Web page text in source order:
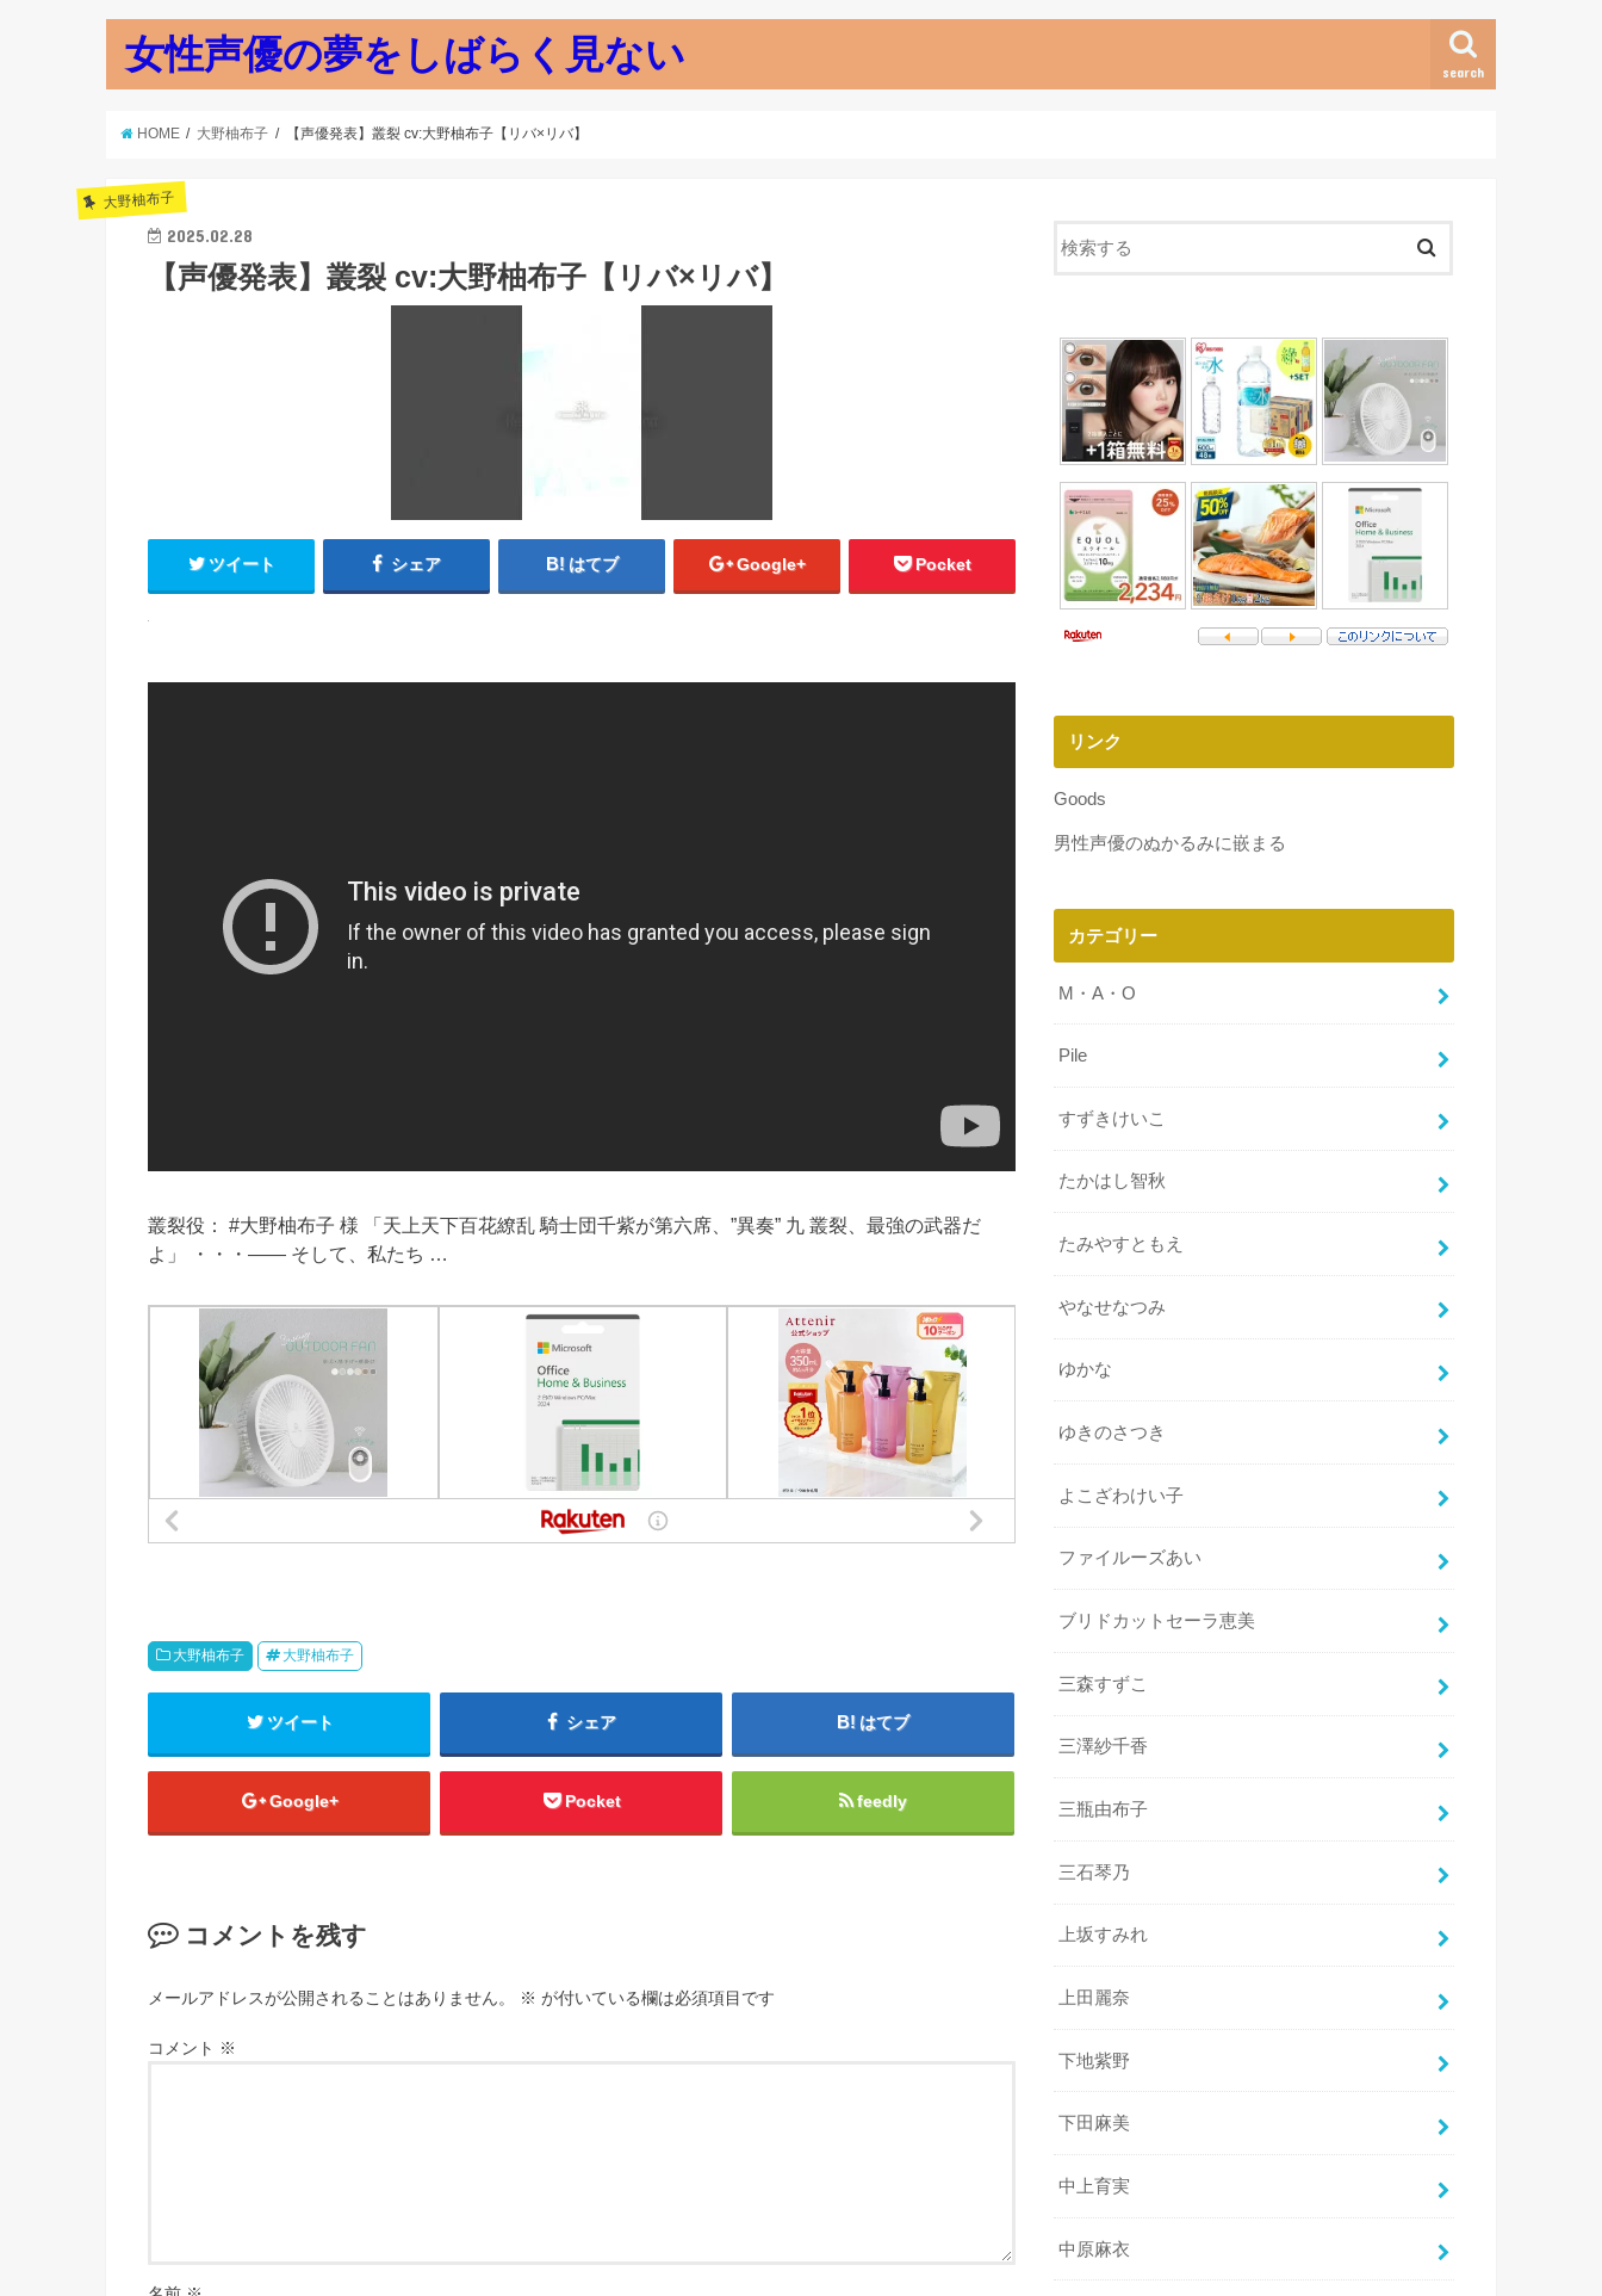
女性声優の夢をしばらく見ない search
HOME 大野柚布子 【声優発表】叢裂 cv:大野柚布子【リバ×リバ】
大野柚布子
2025.02.28
【声優発表】叢裂 cv:大野柚布子【リバ×リバ】
ツイート シェア はてブ Google+ Pocket
叢裂役： #大野柚布子 様 「天上天下百花繚乱 騎士団千紫が第六席、”異奏” 九 叢裂、最強の武器だ
よ」 ・・・―― そして、私たち …
大野柚布子 大野柚布子
ツイート シェア はてブ
Google+ Pocket feedly
コメントを残す
メールアドレスが公開されることはありません。 ※ が付いている欄は必須項目です
コメント ※
リンク
Goods
男性声優のぬかるみに嵌まる
カテゴリー
M・A・O
Pile
すずきけいこ
たかはし智秋
たみやすともえ
やなせなつみ
ゆかな
ゆきのさつき
よこざわけい子
ファイルーズあい
ブリドカットセーラ恵美
三森すずこ
三澤紗千香
三瓶由布子
三石琴乃
上坂すみれ
上田麗奈
下地紫野
下田麻美
中上育実
中原麻衣